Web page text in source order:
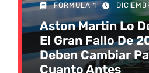
FORMULA 1
Aston Martin Lo
El Gran Fallo De
Deben Cambiar
Cuanto Antes